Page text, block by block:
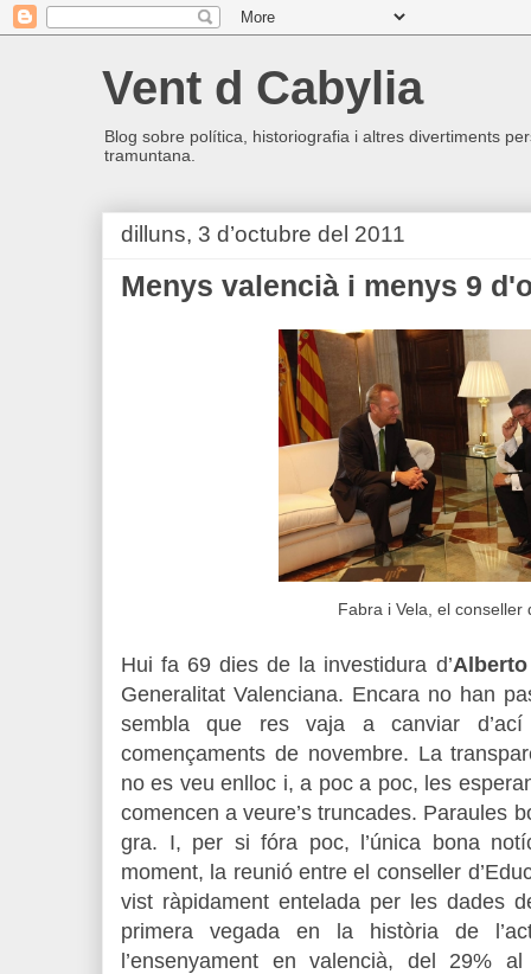
Vent d Cabylia
Blog sobre política, historiografia i altres divertiments
tramuntana.
dilluns, 3 d’octubre del 2011
Menys valencià i menys 9
Fabra i Vela, el conseller
Hui fa 69 dies de la investidura d’
Generalitat Valenciana. Encara no han
sembla que res vaja a canviar
començaments de novembre. La
no es veu enlloc i, a poc a poc, les
comencen a veure’s truncades. Paraules
gra. I, per si fóra poc, l’única bona
moment, la reunió entre el conseller
vist ràpidament entelada per les dades
primera vegada en la història de
l’ensenyament en valencià, del 29%